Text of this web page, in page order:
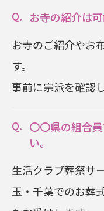
お寺の紹介は
お寺のご紹介やお
す。
事前に宗派を確認
〇〇県の組合
い。
生活クラブ葬祭サ
玉・千葉でのお葬